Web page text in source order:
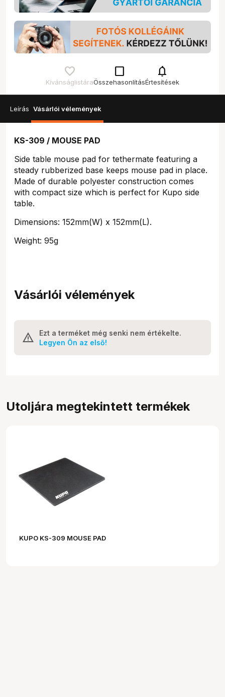
Kívánságlistára
check_box_outline_blank
Összehasonlítás
notifications
Értesítések
Leírás Vásárlói vélemények
KS-309 / MOUSE PAD
Side table mouse pad for tethermate featuring a
steady rubberized base keeps mouse pad in place.
Made of durable polyester construction comes
with compact size which is perfect for Kupo side
table.
Dimensions: 152mm(W) x 152mm(L).
Weight: 95g
Vásárlói vélemények
Ezt a terméket még senki nem értékelte.
Legyen Ön az első!
Utoljára megtekintett termékek
KUPO KS-309 MOUSE PAD